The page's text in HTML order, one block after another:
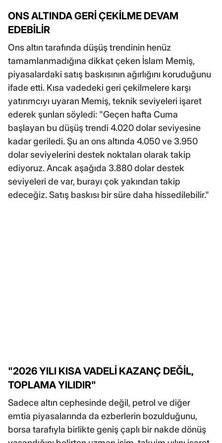
ONS ALTINDA GERİ ÇEKİLME DEVAM
EDEBİLİR
Ons altın tarafında düşüş trendinin henüz
tamamlanmadığına dikkat çeken İslam Memiş,
piyasalardaki satış baskısının ağırlığını koruduğunu
ifade etti. Kısa vadedeki geri çekilmelere karşı
yatırımcıyı uyaran Memiş, teknik seviyeleri işaret
ederek şunları söyledi: "Geçen hafta Cuma
başlayan bu düşüş trendi 4.020 dolar seviyesine
kadar geriledi. Şu an ons altında 4.050 ve 3.950
dolar seviyelerini destek noktaları olarak takip
ediyoruz. Ancak aşağıda 3.880 dolar destek
seviyeleri de var, burayı çok yakından takip
edeceğiz. Satış baskısı bir süre daha hissedilebilir."
"2026 YILI KISA VADELİ KAZANÇ DEĞİL,
TOPLAMA YILIDIR"
Sadece altın cephesinde değil, petrol ve diğer
emtia piyasalarında da ezberlerin bozulduğunu,
borsa tarafıyla birlikte geniş çaplı bir nakde dönüş